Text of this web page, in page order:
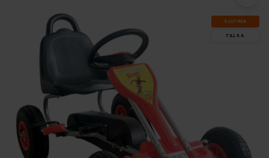
SLUT­REA
TILL 9.8.